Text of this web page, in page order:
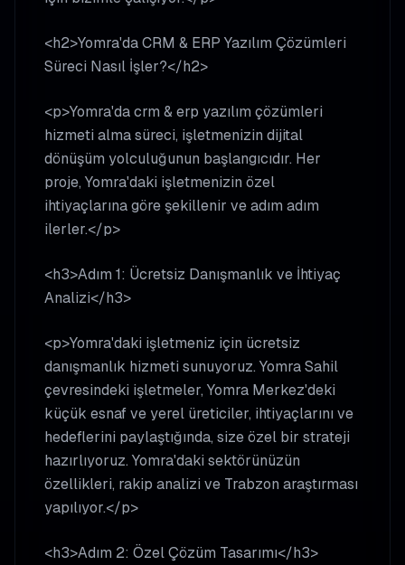
<h2>Yomra'da CRM & ERP Yazılım Çözümleri
Süreci Nasıl İşler?</h2>
<p>Yomra'da crm & erp yazılım çözümleri
hizmeti alma süreci, işletmenizin dijital
dönüşüm yolculuğunun başlangıcıdır. Her
proje, Yomra'daki işletmenizin özel
ihtiyaçlarına göre şekillenir ve adım adım
ilerler.</p>
<h3>Adım 1: Ücretsiz Danışmanlık ve İhtiyaç
Analizi</h3>
<p>Yomra'daki işletmeniz için ücretsiz
danışmanlık hizmeti sunuyoruz. Yomra Sahil
çevresindeki işletmeler, Yomra Merkez'deki
küçük esnaf ve yerel üreticiler, ihtiyaçlarını ve
hedeflerini paylaştığında, size özel bir strateji
hazırlıyoruz. Yomra'daki sektörünüzün
özellikleri, rakip analizi ve Trabzon araştırması
yapılıyor.</p>
<h3>Adım 2: Özel Çözüm Tasarımı</h3>